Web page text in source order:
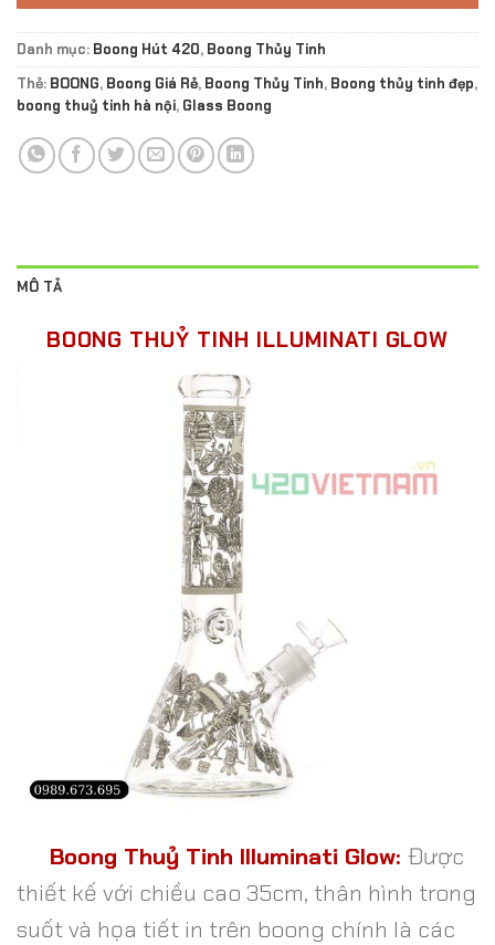
Danh mục: Boong Hút 420, Boong Thủy Tinh
Thẻ: BOONG, Boong Giá Rẻ, Boong Thủy Tinh, Boong thủy tinh đẹp,
boong thuỷ tinh hà nội, Glass Boong
MÔ TẢ
BOONG THUỶ TINH ILLUMINATI GLOW
Boong Thuỷ Tinh Illuminati Glow: Được
thiết kế với chiều cao 35cm, thân hình trong
suốt và họa tiết in trên boong chính là các